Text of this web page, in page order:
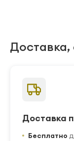
Доставка,
Доставка
Бесплатно